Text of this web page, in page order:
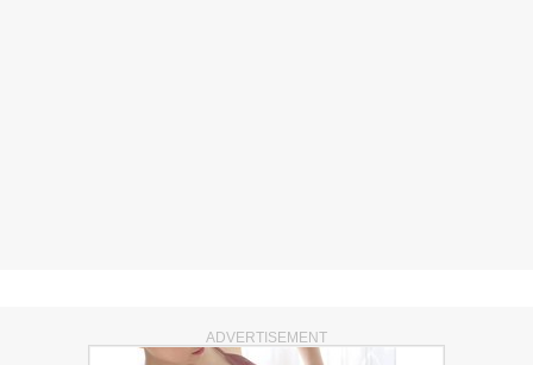
ADVERTISEMENT